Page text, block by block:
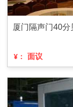
厦门隔声门40
¥： 面议